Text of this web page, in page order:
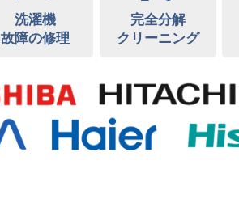
洗濯機
故障の修理
完全分解
クリーニング